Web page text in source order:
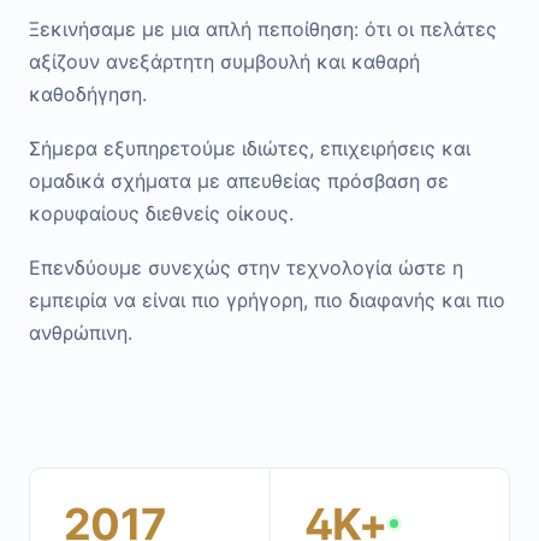
Ξεκινήσαμε με μια απλή πεποίθηση: ότι οι πελάτες
αξίζουν ανεξάρτητη συμβουλή και καθαρή
καθοδήγηση.
Σήμερα εξυπηρετούμε ιδιώτες, επιχειρήσεις και
ομαδικά σχήματα με απευθείας πρόσβαση σε
κορυφαίους διεθνείς οίκους.
Επενδύουμε συνεχώς στην τεχνολογία ώστε η
εμπειρία να είναι πιο γρήγορη, πιο διαφανής και πιο
ανθρώπινη.
2017 4K+